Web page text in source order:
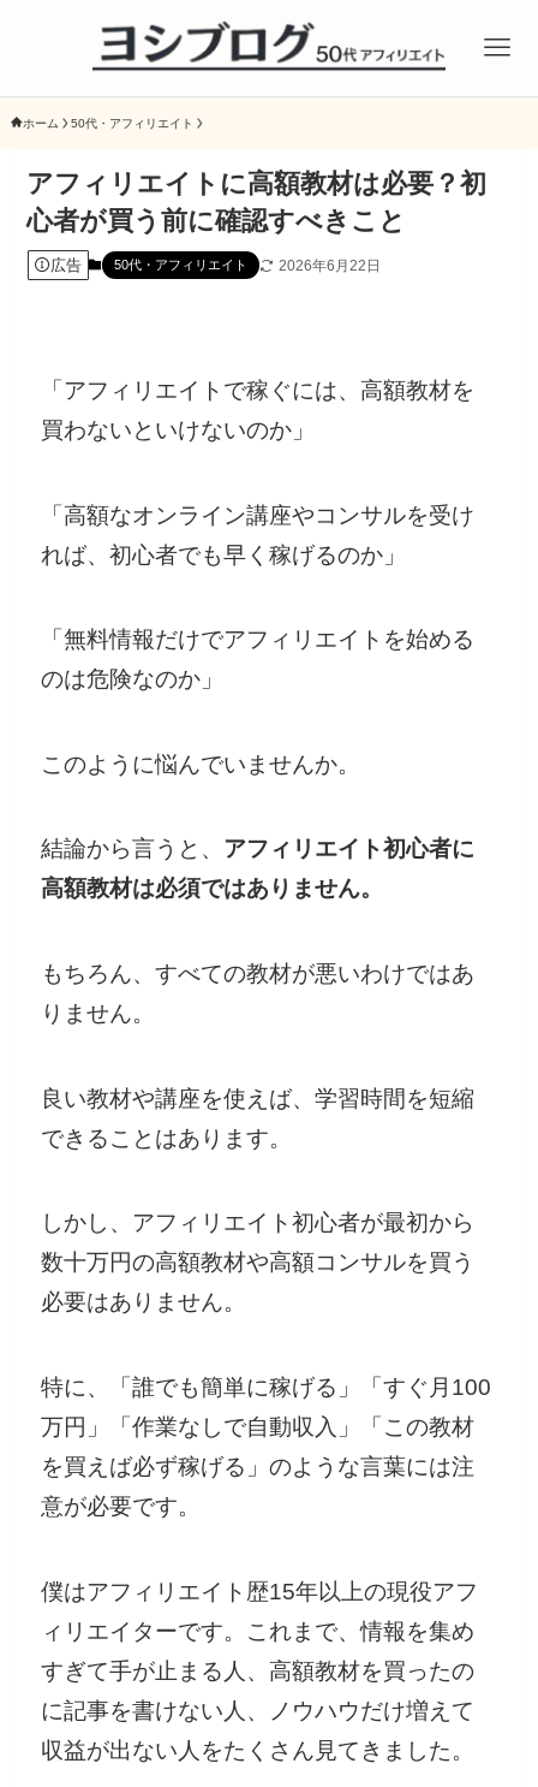
ホーム 50代・アフィリエイト
アフィリエイトに高額教材は必要？初
心者が買う前に確認すべきこと
広告 50代・アフィリエイト 2026年6月22日
「アフィリエイトで稼ぐには、高額教材を
買わないといけないのか」
「高額なオンライン講座やコンサルを受け
れば、初心者でも早く稼げるのか」
「無料情報だけでアフィリエイトを始める
のは危険なのか」
このように悩んでいませんか。
結論から言うと、 アフィリエイト初心者に
高額教材は必須ではありません。
もちろん、すべての教材が悪いわけではあ
りません。
良い教材や講座を使えば、学習時間を短縮
できることはあります。
しかし、アフィリエイト初心者が最初から
数十万円の高額教材や高額コンサルを買う
必要はありません。
特に、「誰でも簡単に稼げる」「すぐ月100
万円」「作業なしで自動収入」「この教材
を買えば必ず稼げる」のような言葉には注
意が必要です。
僕はアフィリエイト歴15年以上の現役アフ
ィリエイターです。これまで、情報を集め
すぎて手が止まる人、高額教材を買ったの
に記事を書けない人、ノウハウだけ増えて
収益が出ない人をたくさん見てきました。